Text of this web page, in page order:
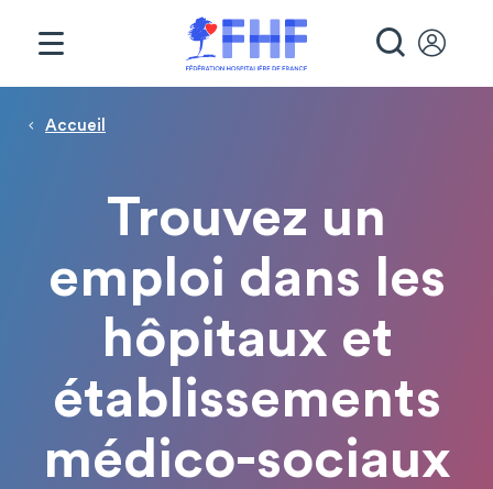
Page d'accueil
Fil d'Ariane
Accueil
Trouvez un
emploi dans les
hôpitaux et
établissements
médico-sociaux
Panneau de gestion des cookies